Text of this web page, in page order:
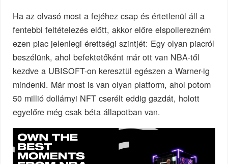
Ha az olvasó most a fejéhez csap és értetlenül áll a
fentebbi feltételezés előtt, akkor előre elspoilerezném
ezen piac jelenlegi érettségi szintjét: Egy olyan piacról
beszélünk, ahol befektetőként már ott van NBA-től
kezdve a UBISOFT-on keresztül egészen a Warner-ig
mindenki. Már most is van olyan platform, ahol potom
50 millió dollárnyi NFT cserélt eddig gazdát, holott
egyelőre még csak béta állapotban van.